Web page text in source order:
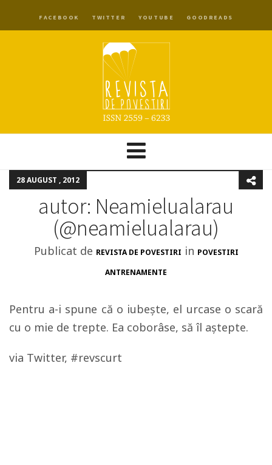
FACEBOOK TWITTER YOUTUBE GOODREADS
28 AUGUST , 2012
autor: Neamielualarau
‏(@neamielualarau)
Publicat de REVISTA DE POVESTIRI in POVESTIRI
ANTRENAMENTE
Pentru a-i spune că o iubeşte, el urcase o scară
cu o mie de trepte. Ea coborâse, să îl aştepte.
via Twitter, #revscurt